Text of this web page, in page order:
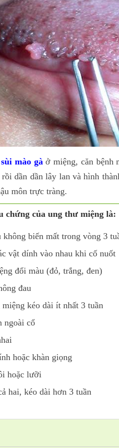
sùi mào gàở miệng, căn bệnh
dần dần lây lan và hình
môn trực tràng.
chứng của ung thư miệng là:
không biến mất trong vòng 3
vật dính vào nhau khi cố nuốt
đổi màu (đỏ, trắng, đen)
đau
kéo dài ít nhất 3 tuần
ngoài cổ
hoặc khàn giọng
hoặc lưỡi
hai, kéo dài hơn 3 tuần